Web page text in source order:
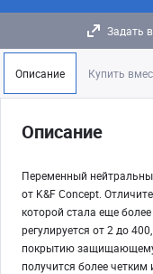
Задать
Описание Купить
Описание
Переменный
от K&F Concept.
которой стала еще
регулируется от 2 до
покрытию защищающему
получится более четким